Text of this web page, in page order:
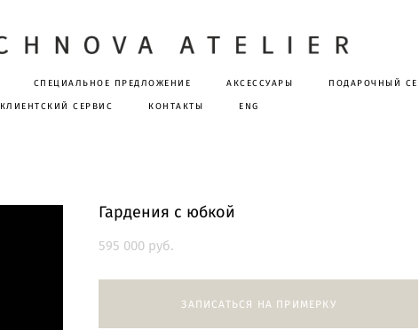
СПЕЦИАЛЬНОЕ ПРЕДЛОЖЕНИЕ АКСЕССУАРЫ ПОДАРОЧНЫЙ
КЛИЕНТСКИЙ СЕРВИС КОНТАКТЫ ENG
Гардения с юбкой
595 000 pуб.
ЗАПИСАТЬСЯ НА ПРИМЕРКУ